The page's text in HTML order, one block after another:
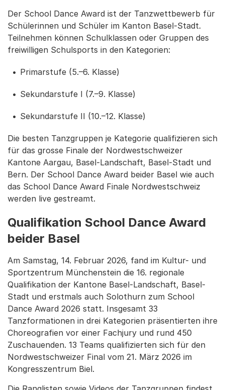
Der School Dance Award ist der Tanzwettbewerb für
Schülerinnen und Schüler im Kanton Basel-Stadt.
Teilnehmen können Schulklassen oder Gruppen des
freiwilligen Schulsports in den Kategorien:
Primarstufe (5.–6. Klasse)
Sekundarstufe I (7.–9. Klasse)
Sekundarstufe II (10.–12. Klasse)
Die besten Tanzgruppen je Kategorie qualifizieren sich
für das grosse Finale der Nordwestschweizer
Kantone Aargau, Basel-Landschaft, Basel-Stadt und
Bern. Der School Dance Award beider Basel wie auch
das School Dance Award Finale Nordwestschweiz
werden live gestreamt.
Qualifikation School Dance Award
beider Basel
Am Samstag, 14. Februar 2026, fand im Kultur- und
Sportzentrum Münchenstein die 16. regionale
Qualifikation der Kantone Basel-Landschaft, Basel-
Stadt und erstmals auch Solothurn zum School
Dance Award 2026 statt. Insgesamt 33
Tanzformationen in drei Kategorien präsentierten ihre
Choreografien vor einer Fachjury und rund 450
Zuschauenden. 13 Teams qualifizierten sich für den
Nordwestschweizer Final vom 21. März 2026 im
Kongresszentrum Biel.